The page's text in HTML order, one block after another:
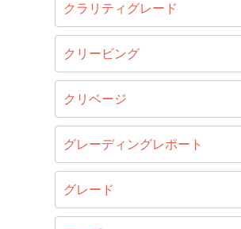
クラリティグレード
クリービング
クリベージ
グレーディングレポート
グレード